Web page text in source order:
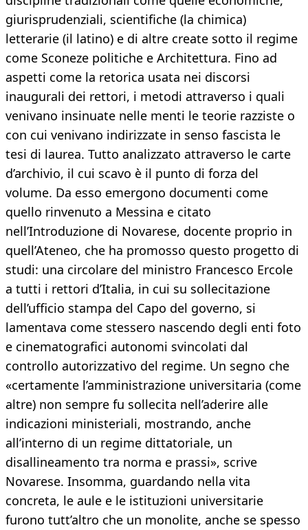
giurisprudenziali, scientifiche (la chimica)
letterarie (il latino) e di altre create sotto il regime
come Sconeze politiche e Architettura. Fino ad
aspetti come la retorica usata nei discorsi
inaugurali dei rettori, i metodi attraverso i quali
venivano insinuate nelle menti le teorie razziste o
con cui venivano indirizzate in senso fascista le
tesi di laurea. Tutto analizzato attraverso le carte
d’archivio, il cui scavo è il punto di forza del
volume. Da esso emergono documenti come
quello rinvenuto a Messina e citato
nell’Introduzione di Novarese, docente proprio in
quell’Ateneo, che ha promosso questo progetto di
studi: una circolare del ministro Francesco Ercole
a tutti i rettori d’Italia, in cui su sollecitazione
dell’ufficio stampa del Capo del governo, si
lamentava come stessero nascendo degli enti foto
e cinematografici autonomi svincolati dal
controllo autorizzativo del regime. Un segno che
«certamente l’amministrazione universitaria (come
altre) non sempre fu sollecita nell’aderire alle
indicazioni ministeriali, mostrando, anche
all’interno di un regime dittatoriale, un
disallineamento tra norma e prassi», scrive
Novarese. Insomma, guardando nella vita
concreta, le aule e le istituzioni universitarie
furono tutt’altro che un monolite, anche se spesso